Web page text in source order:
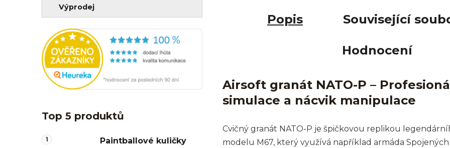
Výprodej
Top 5 produktů
Paintballové kuličky
Popis Související
Hodnocení
Airsoft granát NATO-P –
simulace a nácvik manipulace
Cvičný granát NATO-P je špičkovou replikou
modelu M67, který využívá například armáda Spojených